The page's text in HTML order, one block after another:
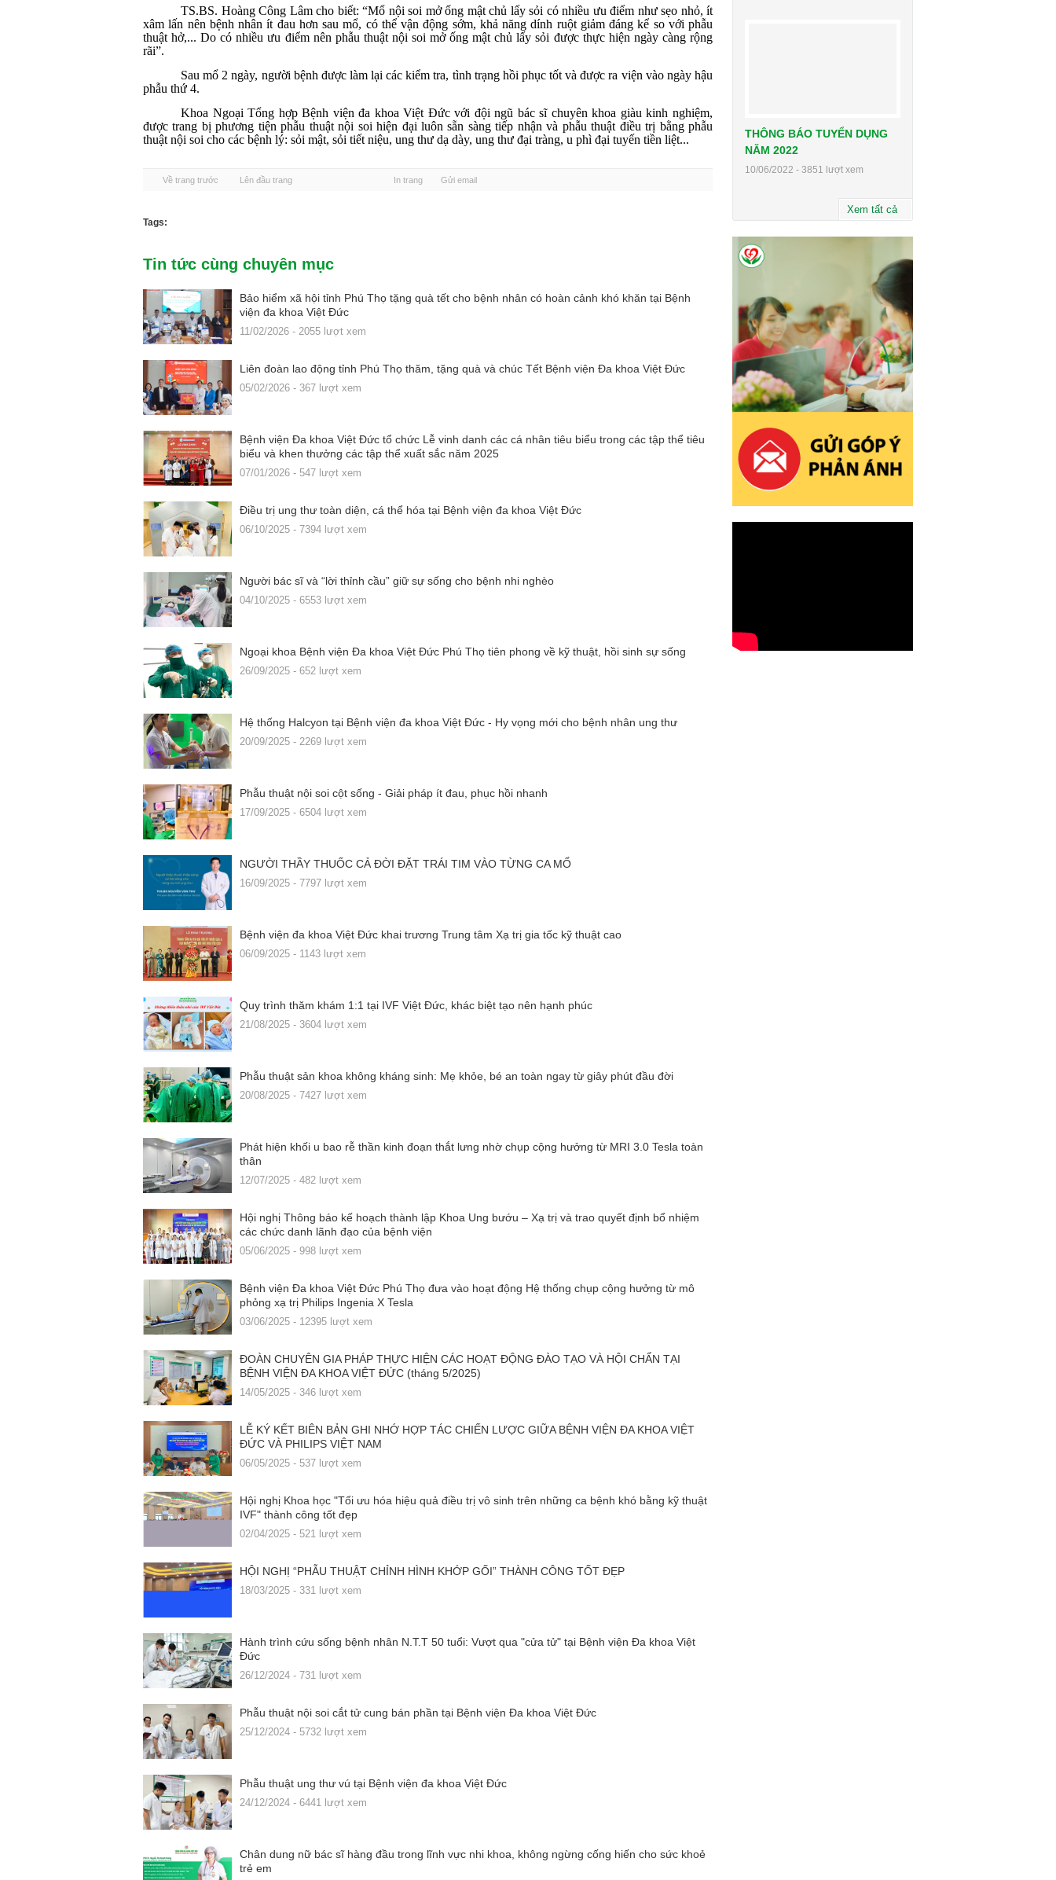
TS.BS. Hoàng Công Lâm cho biết: “Mổ nội soi mở ống mật chủ lấy sỏi có nhiều ưu điểm như sẹo nhỏ, ít
xâm lấn nên bệnh nhân ít đau hơn sau mổ, có thể vận động sớm, khả năng dính ruột giảm đáng kể so với phẫu
thuật hở,... Do có nhiều ưu điểm nên phẫu thuật nội soi mở ống mật chủ lấy sỏi được thực hiện ngày càng rộng
rãi”.
Sau mổ 2 ngày, người bệnh được làm lại các kiểm tra, tình trạng hồi phục tốt và được ra viện vào ngày hậu
phẫu thứ 4.
Khoa Ngoại Tổng hợp Bệnh viện đa khoa Việt Đức với đội ngũ bác sĩ chuyên khoa giàu kinh nghiệm,
được trang bị phương tiện phẫu thuật nội soi hiện đại luôn sẵn sàng tiếp nhận và phẫu thuật điều trị bằng phẫu
thuật nội soi cho các bệnh lý: sỏi mật, sỏi tiết niệu, ung thư dạ dày, ung thư đại tràng, u phì đại tuyến tiền liệt...
Về trang trước Lên đầu trang Gửi email
In trang
Tags:
Tin tức cùng chuyên mục
Bảo hiểm xã hội tỉnh Phú Thọ tặng quà tết cho bệnh nhân có hoàn cảnh khó khăn tại Bệnh
viện đa khoa Việt Đức
11/02/2026 - 2055 lượt xem
Liên đoàn lao động tỉnh Phú Thọ thăm, tặng quà và chúc Tết Bệnh viện Đa khoa Việt Đức
05/02/2026 - 367 lượt xem
Bệnh viện Đa khoa Việt Đức tổ chức Lễ vinh danh các cá nhân tiêu biểu trong các tập thể tiêu
biểu và khen thưởng các tập thể xuất sắc năm 2025
07/01/2026 - 547 lượt xem
Điều trị ung thư toàn diện, cá thể hóa tại Bệnh viện đa khoa Việt Đức
06/10/2025 - 7394 lượt xem
Người bác sĩ và “lời thỉnh cầu” giữ sự sống cho bệnh nhi nghèo
04/10/2025 - 6553 lượt xem
Ngoại khoa Bệnh viện Đa khoa Việt Đức Phú Thọ tiên phong về kỹ thuật, hồi sinh sự sống
26/09/2025 - 652 lượt xem
Hệ thống Halcyon tại Bệnh viện đa khoa Việt Đức - Hy vọng mới cho bệnh nhân ung thư
20/09/2025 - 2269 lượt xem
Phẫu thuật nội soi cột sống - Giải pháp ít đau, phục hồi nhanh
17/09/2025 - 6504 lượt xem
NGƯỜI THẦY THUỐC CẢ ĐỜI ĐẶT TRÁI TIM VÀO TỪNG CA MỔ
16/09/2025 - 7797 lượt xem
Bệnh viện đa khoa Việt Đức khai trương Trung tâm Xạ trị gia tốc kỹ thuật cao
06/09/2025 - 1143 lượt xem
Quy trình thăm khám 1:1 tại IVF Việt Đức, khác biệt tạo nên hạnh phúc
21/08/2025 - 3604 lượt xem
Phẫu thuật sản khoa không kháng sinh: Mẹ khỏe, bé an toàn ngay từ giây phút đầu đời
20/08/2025 - 7427 lượt xem
Phát hiện khối u bao rễ thần kinh đoạn thắt lưng nhờ chụp cộng hưởng từ MRI 3.0 Tesla toàn
thân
12/07/2025 - 482 lượt xem
Hội nghị Thông báo kế hoạch thành lập Khoa Ung bướu – Xạ trị và trao quyết định bổ nhiệm
các chức danh lãnh đạo của bệnh viện
05/06/2025 - 998 lượt xem
Bệnh viện Đa khoa Việt Đức Phú Thọ đưa vào hoạt động Hệ thống chụp cộng hưởng từ mô
phỏng xạ trị Philips Ingenia X Tesla
03/06/2025 - 12395 lượt xem
ĐOÀN CHUYÊN GIA PHÁP THỰC HIỆN CÁC HOẠT ĐỘNG ĐÀO TẠO VÀ HỘI CHẨN TẠI
BỆNH VIỆN ĐA KHOA VIỆT ĐỨC (tháng 5/2025)
14/05/2025 - 346 lượt xem
LỄ KÝ KẾT BIÊN BẢN GHI NHỚ HỢP TÁC CHIẾN LƯỢC GIỮA BỆNH VIỆN ĐA KHOA VIỆT
ĐỨC VÀ PHILIPS VIỆT NAM
06/05/2025 - 537 lượt xem
Hội nghị Khoa học "Tối ưu hóa hiệu quả điều trị vô sinh trên những ca bệnh khó bằng kỹ thuật
IVF" thành công tốt đẹp
02/04/2025 - 521 lượt xem
HỘI NGHỊ “PHẪU THUẬT CHỈNH HÌNH KHỚP GỐI” THÀNH CÔNG TỐT ĐẸP
18/03/2025 - 331 lượt xem
Hành trình cứu sống bệnh nhân N.T.T 50 tuổi: Vượt qua "cửa tử" tại Bệnh viện Đa khoa Việt
Đức
26/12/2024 - 731 lượt xem
Phẫu thuật nội soi cắt tử cung bán phần tại Bệnh viện Đa khoa Việt Đức
25/12/2024 - 5732 lượt xem
Phẫu thuật ung thư vú tại Bệnh viện đa khoa Việt Đức
24/12/2024 - 6441 lượt xem
Chân dung nữ bác sĩ hàng đầu trong lĩnh vực nhi khoa, không ngừng cống hiến cho sức khoẻ
trẻ em
THÔNG BÁO TUYỂN DỤNG
NĂM 2022
10/06/2022 - 3851 lượt xem
Xem tất cả